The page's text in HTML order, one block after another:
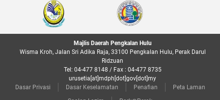
Majlis Daerah Pengkalan Hulu
Wisma Kroh, Jalan Sri Adika Raja, 33100 Pengkalan Hulu, Perak Darul
Ridzuan
Tel: 04-477 8148 / Fax : 04-477 8735
urusetia[at]mdph[dot]gov[dot]my
Dasar Privasi
Dasar Keselamatan Penafian
Peta Laman